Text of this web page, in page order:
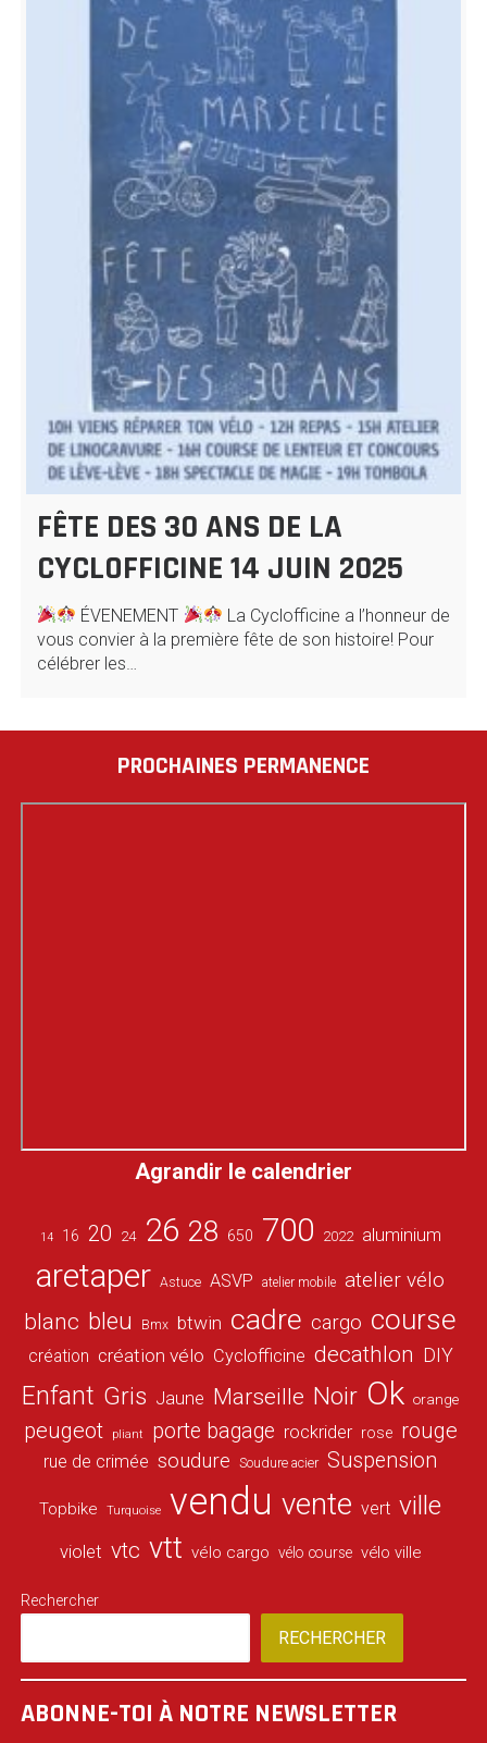
FÊTE DES 30 ANS DE LA
CYCLOFFICINE 14 JUIN 2025
ÉVENEMENT
La Cyclofficine a l’honneur de
vous convier à la première fête de son histoire! Pour
célébrer les…
PROCHAINES PERMANENCE
Agrandir le calendrier
14 16 20 24 26 28 650 700 2022 aluminium
aretaper Astuce ASVP atelier mobile atelier vélo
blanc bleu Bmx btwin cadre cargo course
création création vélo Cyclofficine decathlon DIY
Enfant Gris Jaune Marseille Noir Ok orange
peugeot pliant porte bagage rockrider rose rouge
rue de crimée soudure Soudure acier Suspension
Topbike Turquoise vendu vente vert ville
violet vtc vtt vélo cargo vélo course vélo ville
Rechercher
RECHERCHER
ABONNE-TOI À NOTRE NEWSLETTER